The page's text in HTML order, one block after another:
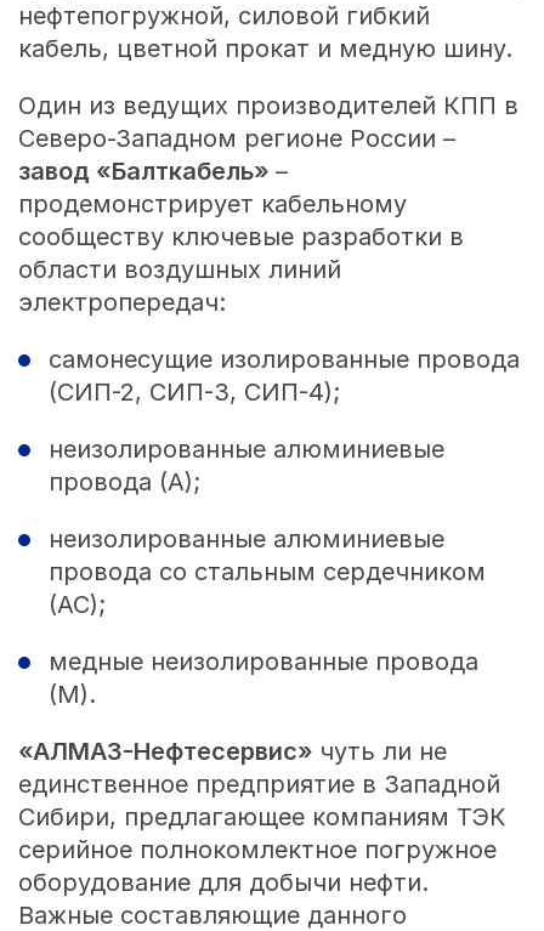
нефтепогружной, силовой гибкий
кабель, цветной прокат и медную шину.
Один из ведущих производителей КПП в
Северо-Западном регионе России –
завод «Балткабель» –
продемонстрирует кабельному
сообществу ключевые разработки в
области воздушных линий
электропередач:
самонесущие изолированные провода
(СИП-2, СИП-3, СИП-4);
неизолированные алюминиевые
провода (А);
неизолированные алюминиевые
провода со стальным сердечником
(АС);
медные неизолированные провода
(М).
«АЛМАЗ-Нефтесервис» чуть ли не
единственное предприятие в Западной
Сибири, предлагающее компаниям ТЭК
серийное полнокомлектное погружное
оборудование для добычи нефти.
Важные составляющие данного